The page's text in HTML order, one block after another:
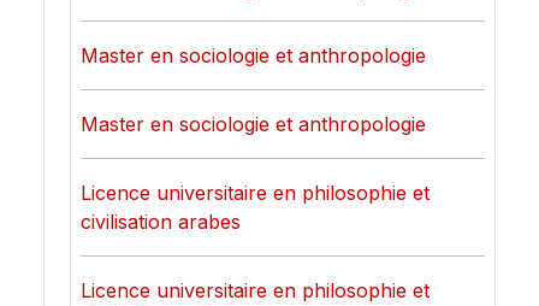
Master en sociologie et anthropologie
Master en sociologie et anthropologie
Licence universitaire en philosophie et
civilisation arabes
Licence universitaire en philosophie et